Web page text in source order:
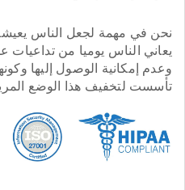
نحن في مهمة لجعل الناس
يعاني الناس يوميا من تداعيات
وعدم إمكانية الوصول إليها
تأسست لتخفيف هذا الوضع